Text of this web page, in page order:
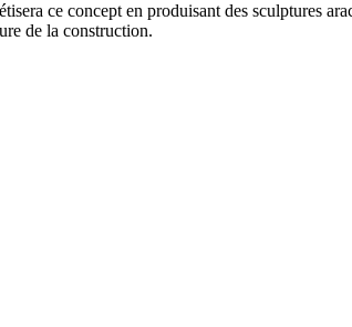
ce concept en produisant des sculptures
de la construction.